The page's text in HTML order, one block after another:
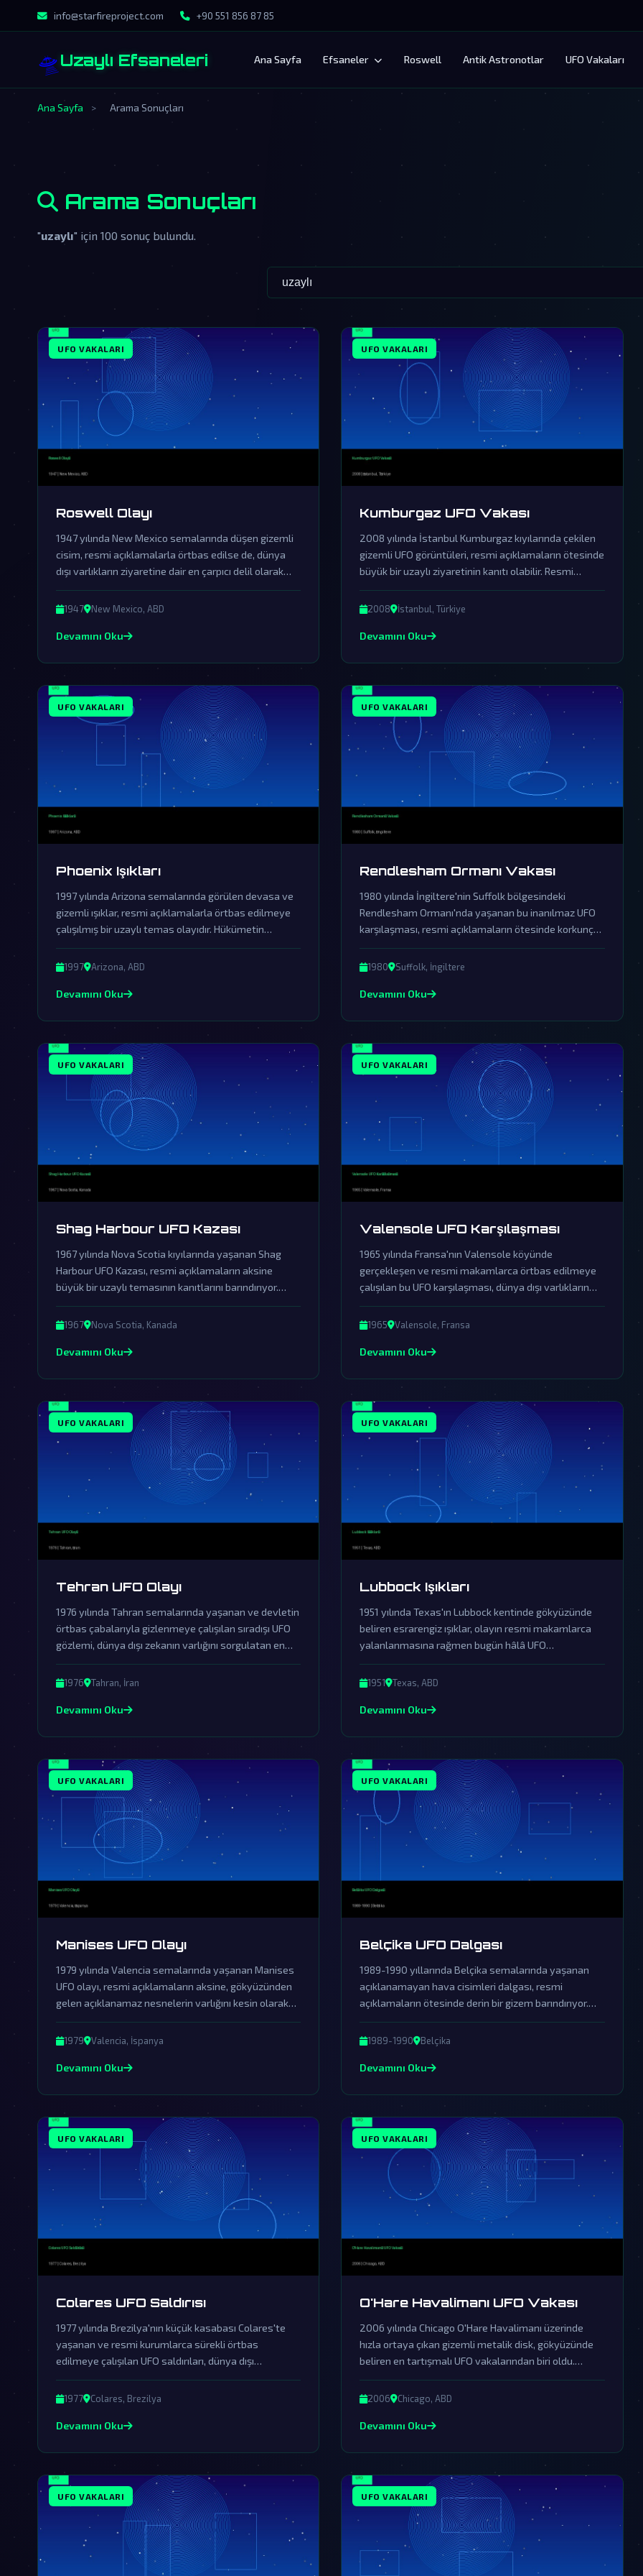
info@starfireproject.com +90 551 856 87 85
🛸Uzaylı Efsaneleri Ana Sayfa Efsaneler Roswell Antik Astronotlar UFO Vakaları
Ana Sayfa > Arama Sonuçları
Arama Sonuçları
"uzaylı" için 100 sonuç bulundu.
UFO VAKALARI
Roswell Olayı
1947 yılında New Mexico semalarında düşen gizemli
cisim, resmi açıklamalarla örtbas edilse de, dünya
dışı varlıkların ziyaretine dair en çarpıcı delil olarak
kabul ediliyor.
1947 New Mexico, ABD
Devamını Oku
UFO VAKALARI
Kumburgaz UFO Vakası
2008 yılında İstanbul Kumburgaz kıyılarında çekilen
gizemli UFO görüntüleri, resmi açıklamaların ötesinde
büyük bir uzaylı ziyaretinin kanıtı olabilir. Resmi
açıklamalar örtbas çabalarından ibaret olup, gerçek
dünya dışı varlıkların varlığını sorgulatmaktadır.
2008 İstanbul, Türkiye
Devamını Oku
UFO VAKALARI
Phoenix Işıkları
1997 yılında Arizona semalarında görülen devasa ve
gizemli ışıklar, resmi açıklamalarla örtbas edilmeye
çalışılmış bir uzaylı temas olayıdır. Hükümetin
sessizliği ve yalanlamaları, bu fenomenin dünya dışı
zekanın açık kanıtı olduğuna dair şüpheleri
1997 Arizona, ABD
Devamını Oku
UFO VAKALARI
Rendlesham Ormanı Vakası
1980 yılında İngiltere'nin Suffolk bölgesindeki
Rendlesham Ormanı'nda yaşanan bu inanılmaz UFO
karşılaşması, resmi açıklamaların ötesinde korkunç
bir örtbasın ürünüdür. Askeri personelin tanıklıkları ve
olay yerinde bulunan gizemli izler, dünya dışı
gösteriyor.
1980 Suffolk, İngiltere
Devamını Oku
UFO VAKALARI
Shag Harbour UFO Kazası
1967 yılında Nova Scotia kıyılarında yaşanan Shag
Harbour UFO Kazası, resmi açıklamaların aksine
büyük bir uzaylı temasının kanıtlarını barındırıyor.
Olay, gizemli ışıkların suya çarpmasıyla başlayıp
hükümetin örtbas çabalarıyla gündemden
1967 Nova Scotia, Kanada
Devamını Oku
UFO VAKALARI
Valensole UFO Karşılaşması
1965 yılında Fransa'nın Valensole köyünde
gerçekleşen ve resmi makamlarca örtbas edilmeye
çalışılan bu UFO karşılaşması, dünya dışı varlıkların
varlığına dair en çarpıcı kanıtlardan birini sunuyor.
1965 Valensole, Fransa
Devamını Oku
UFO VAKALARI
Tehran UFO Olayı
1976 yılında Tahran semalarında yaşanan ve devletin
örtbas çabalarıyla gizlenmeye çalışılan sıradışı UFO
gözlemi, dünya dışı zekanın varlığını sorgulatan en
önemli vakalardan biridir.
1976 Tahran, İran
Devamını Oku
UFO VAKALARI
Lubbock Işıkları
1951 yılında Texas'ın Lubbock kentinde gökyüzünde
beliren esrarengiz ışıklar, olayın resmi makamlarca
yalanlanmasına rağmen bugün hâlâ UFO
meraklılarını büyülemeye devam ediyor. Bu ışıklar,
dünya dışı varlıkların bizi ziyaret ettiğinin sarsılmaz
1951 Texas, ABD
Devamını Oku
UFO VAKALARI
Manises UFO Olayı
1979 yılında Valencia semalarında yaşanan Manises
UFO olayı, resmi açıklamaların aksine, gökyüzünden
gelen açıklanamaz nesnelerin varlığını kesin olarak
ortaya koyuyor. Hükümetlerin kapsamlı örtbas
çabalarına rağmen, olaya dair kalan deliller dünya dışı
değerlendiriliyor.
1979 Valencia, İspanya
Devamını Oku
UFO VAKALARI
Belçika UFO Dalgası
1989-1990 yıllarında Belçika semalarında yaşanan
açıklanamayan hava cisimleri dalgası, resmi
açıklamaların ötesinde derin bir gizem barındırıyor.
Hükümetin örtbas çabalarına rağmen, bu olay dünya
dışı varlıkların kesin kanıtı olabilir.
1989-1990 Belçika
Devamını Oku
UFO VAKALARI
Colares UFO Saldırısı
1977 yılında Brezilya'nın küçük kasabası Colares'te
yaşanan ve resmi kurumlarca sürekli örtbas
edilmeye çalışılan UFO saldırıları, dünya dışı
varlıkların insanlara açıkça müdahale ettiğinin en
etkileyici örneklerinden biridir.
1977 Colares, Brezilya
Devamını Oku
UFO VAKALARI
O'Hare Havalimanı UFO Vakası
2006 yılında Chicago O'Hare Havalimanı üzerinde
hızla ortaya çıkan gizemli metalik disk, gökyüzünde
beliren en tartışmalı UFO vakalarından biri oldu.
Resmi kurumların örtbas çabalarına rağmen, bu olay
dünya dışı varlıkların gerçekliğine dair güçlü ipuçları
2006 Chicago, ABD
Devamını Oku
UFO VAKALARI UFO VAKALARI